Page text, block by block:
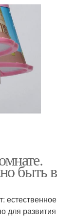
быть в
естественное
для развития